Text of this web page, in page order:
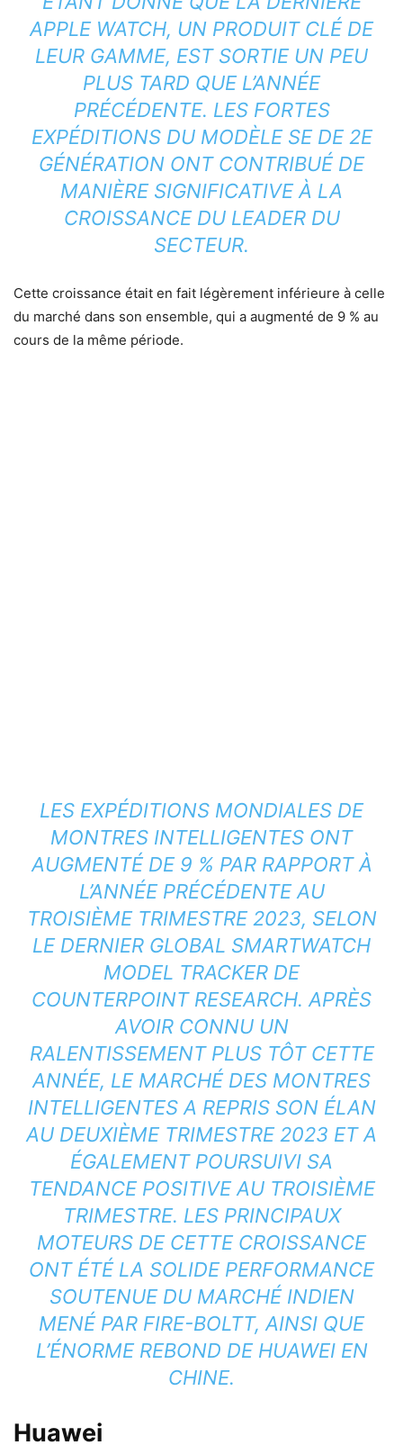
APPLE WATCH, UN PRODUIT CLÉ DE
LEUR GAMME, EST SORTIE UN PEU
PLUS TARD QUE L’ANNÉE
PRÉCÉDENTE. LES FORTES
EXPÉDITIONS DU MODÈLE SE DE 2E
GÉNÉRATION ONT CONTRIBUÉ DE
MANIÈRE SIGNIFICATIVE À LA
CROISSANCE DU LEADER DU
SECTEUR.
Cette croissance était en fait légèrement inférieure à celle
du marché dans son ensemble, qui a augmenté de 9 % au
cours de la même période.
LES EXPÉDITIONS MONDIALES DE
MONTRES INTELLIGENTES ONT
AUGMENTÉ DE 9 % PAR RAPPORT À
L’ANNÉE PRÉCÉDENTE AU
TROISIÈME TRIMESTRE 2023, SELON
LE DERNIER GLOBAL SMARTWATCH
MODEL TRACKER DE
COUNTERPOINT RESEARCH. APRÈS
AVOIR CONNU UN
RALENTISSEMENT PLUS TÔT CETTE
ANNÉE, LE MARCHÉ DES MONTRES
INTELLIGENTES A REPRIS SON ÉLAN
AU DEUXIÈME TRIMESTRE 2023 ET A
ÉGALEMENT POURSUIVI SA
TENDANCE POSITIVE AU TROISIÈME
TRIMESTRE. LES PRINCIPAUX
MOTEURS DE CETTE CROISSANCE
ONT ÉTÉ LA SOLIDE PERFORMANCE
SOUTENUE DU MARCHÉ INDIEN
MENÉ PAR FIRE-BOLTT, AINSI QUE
L’ÉNORME REBOND DE HUAWEI EN
CHINE.
Huawei